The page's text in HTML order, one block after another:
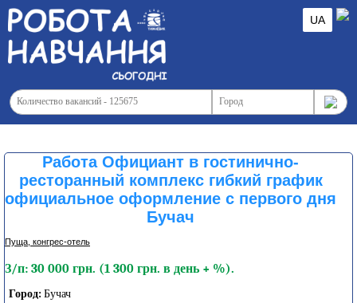
UA
Работа Официант в гостинично-
ресторанный комплекс гибкий график
официальное оформление с первого дня
Бучач
Пуща, конгреc-отель
З/п: 30 000 грн. (1 300 грн. в день + %).
Город: Бучач